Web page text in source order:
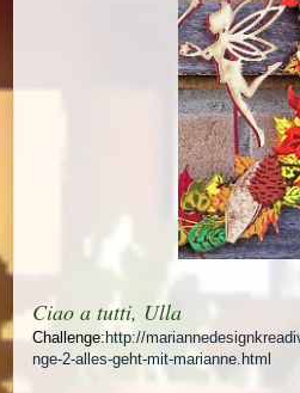
Ciao a tutti, Ulla
Challenge: http://
nge-2-alles-geht-mit-marianne.html